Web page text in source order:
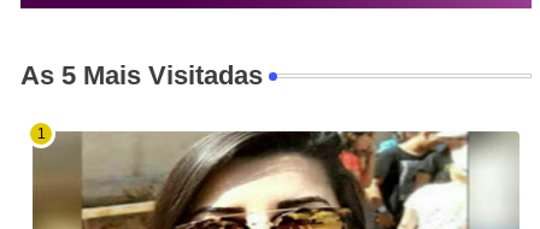
As 5 Mais Visitadas